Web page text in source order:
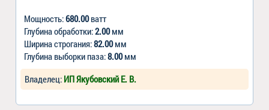
Мощность:680.00ватт
Глубина обработки:2.00мм
Ширина строгания:82.00мм
Глубина выборки паза:8.00мм
Владелец: ИП Якубовский Е. В.